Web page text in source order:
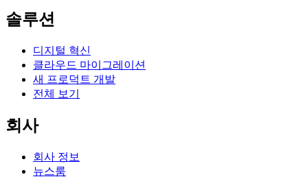
솔루션
디지털 혁신
클라우드 마이그레이션
새 프로덕트 개발
전체 보기
회사
회사 정보
뉴스룸